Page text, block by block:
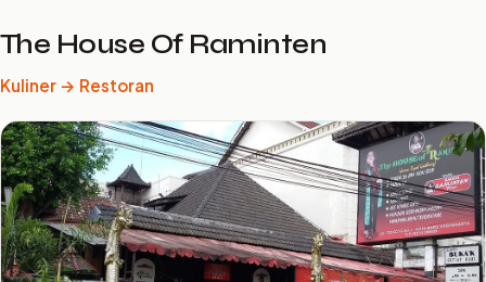
The House Of Raminten
Kuliner → Restoran